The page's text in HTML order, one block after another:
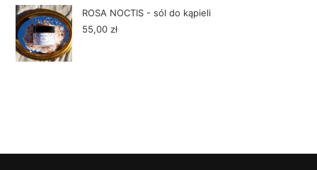
ROSA NOCTIS - sól do kąpieli
55,00zł